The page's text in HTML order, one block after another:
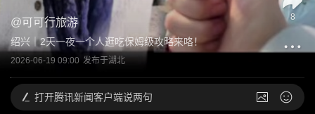
@可可行旅游
绍兴｜2天一夜一个人逛吃保姆级攻略来咯！
2026-06-19 09:00 发布于湖北
8
打开腾讯新闻客户端说两句